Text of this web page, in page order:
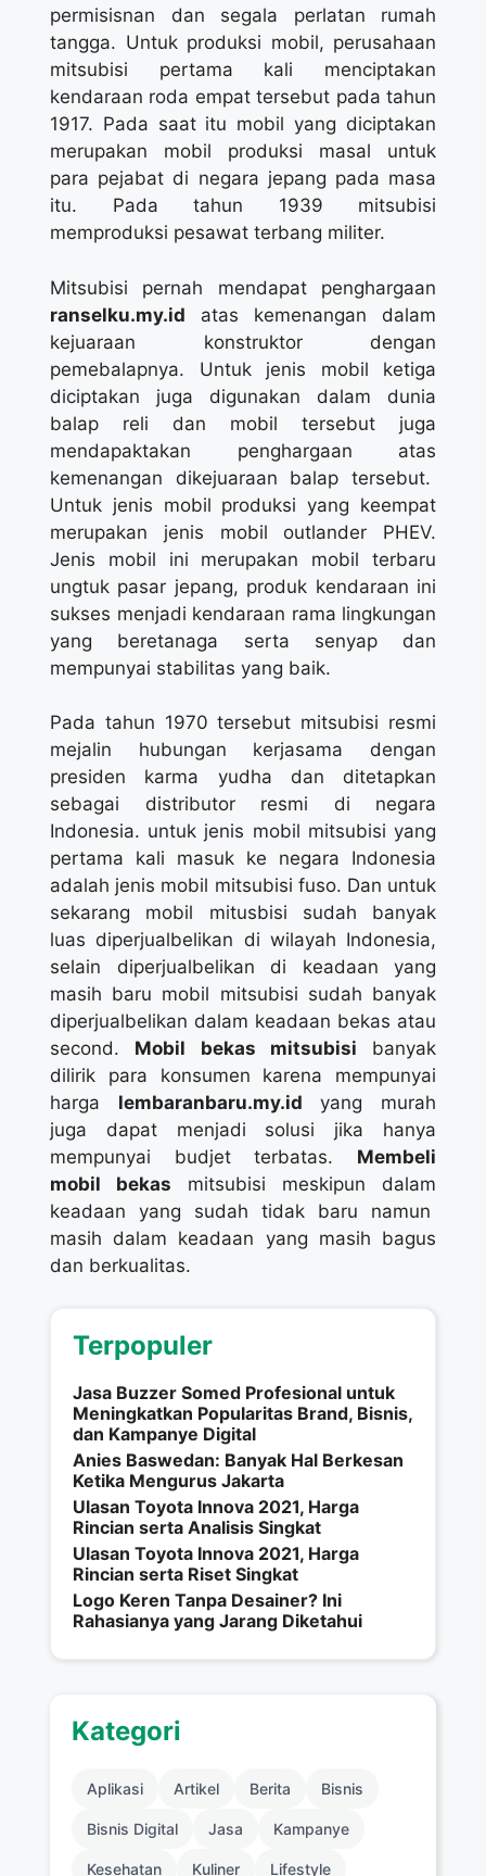
permisisnan dan segala perlatan rumah
tangga. Untuk produksi mobil, perusahaan
mitsubisi pertama kali menciptakan
kendaraan roda empat tersebut pada tahun
1917. Pada saat itu mobil yang diciptakan
merupakan mobil produksi masal untuk
para pejabat di negara jepang pada masa
itu. Pada tahun 1939 mitsubisi
memproduksi pesawat terbang militer.
Mitsubisi pernah mendapat penghargaan
ranselku.my.id atas kemenangan dalam
kejuaraan konstruktor dengan
pemebalapnya. Untuk jenis mobil ketiga
diciptakan juga digunakan dalam dunia
balap reli dan mobil tersebut juga
mendapaktakan penghargaan atas
kemenangan dikejuaraan balap tersebut.
Untuk jenis mobil produksi yang keempat
merupakan jenis mobil outlander PHEV.
Jenis mobil ini merupakan mobil terbaru
ungtuk pasar jepang, produk kendaraan ini
sukses menjadi kendaraan rama lingkungan
yang beretanaga serta senyap dan
mempunyai stabilitas yang baik.
Pada tahun 1970 tersebut mitsubisi resmi
mejalin hubungan kerjasama dengan
presiden karma yudha dan ditetapkan
sebagai distributor resmi di negara
Indonesia. untuk jenis mobil mitsubisi yang
pertama kali masuk ke negara Indonesia
adalah jenis mobil mitsubisi fuso. Dan untuk
sekarang mobil mitusbisi sudah banyak
luas diperjualbelikan di wilayah Indonesia,
selain diperjualbelikan di keadaan yang
masih baru mobil mitsubisi sudah banyak
diperjualbelikan dalam keadaan bekas atau
second. Mobil bekas mitsubisi banyak
dilirik para konsumen karena mempunyai
harga lembaranbaru.my.id yang murah
juga dapat menjadi solusi jika hanya
mempunyai budjet terbatas. Membeli
mobil bekas mitsubisi meskipun dalam
keadaan yang sudah tidak baru namun
masih dalam keadaan yang masih bagus
dan berkualitas.
Terpopuler
Jasa Buzzer Somed Profesional untuk
Meningkatkan Popularitas Brand, Bisnis,
dan Kampanye Digital
Anies Baswedan: Banyak Hal Berkesan
Ketika Mengurus Jakarta
Ulasan Toyota Innova 2021, Harga
Rincian serta Analisis Singkat
Ulasan Toyota Innova 2021, Harga
Rincian serta Riset Singkat
Logo Keren Tanpa Desainer? Ini
Rahasianya yang Jarang Diketahui
Kategori
Aplikasi Artikel Berita Bisnis
Bisnis Digital Jasa Kampanye
Kesehatan Kuliner Lifestyle